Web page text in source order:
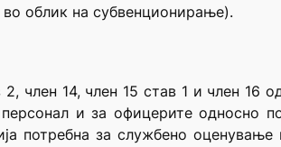
облик на субвенционирање).
член 14, член 15 став 1 и член 16
и за офицерите односно
потребна за службено